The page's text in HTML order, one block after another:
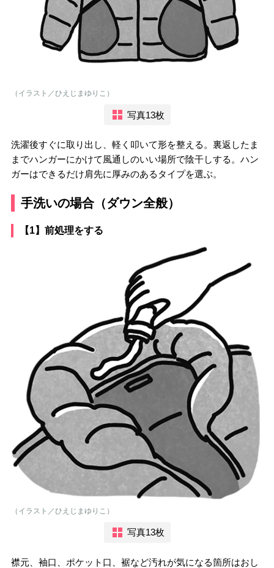
（イラスト／ひえじまゆりこ）
写真13枚
洗濯後すぐに取り出し、軽く叩いて形を整える。裏返したま
までハンガーにかけて風通しのいい場所で陰干しする。ハン
ガーはできるだけ肩先に厚みのあるタイプを選ぶ。
手洗いの場合（ダウン全般）
【1】前処理をする
（イラスト／ひえじまゆりこ）
写真13枚
襟元、袖口、ポケット口、裾など汚れが気になる箇所はおし